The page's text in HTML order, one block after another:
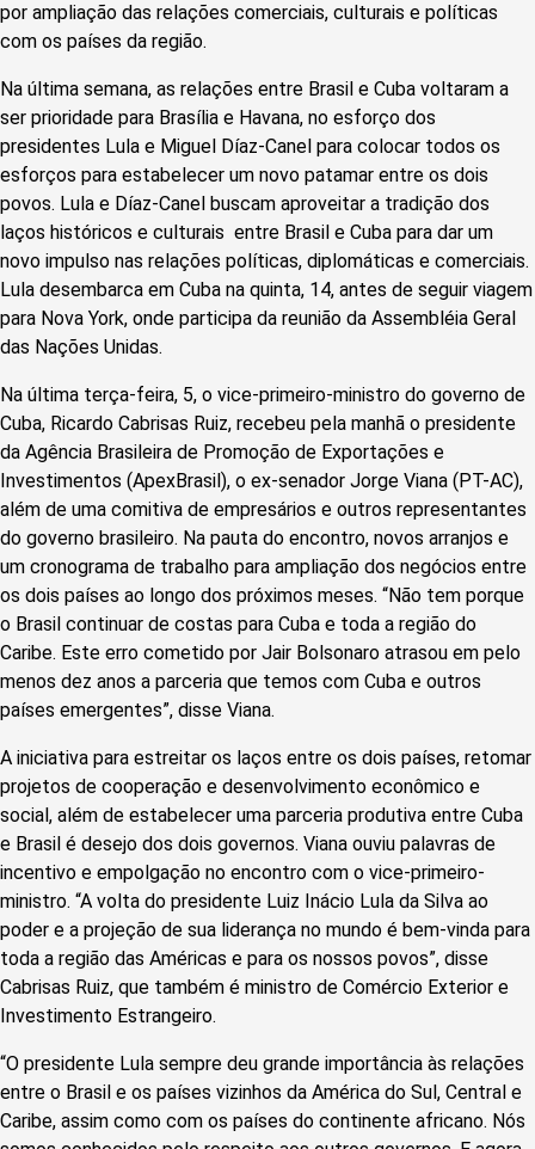
por ampliação das relações comerciais, culturais e políticas
com os países da região.
Na última semana, as relações entre Brasil e Cuba voltaram a
ser prioridade para Brasília e Havana, no esforço dos
presidentes Lula e Miguel Díaz-Canel para colocar todos os
esforços para estabelecer um novo patamar entre os dois
povos. Lula e Díaz-Canel buscam aproveitar a tradição dos
laços históricos e culturais entre Brasil e Cuba para dar um
novo impulso nas relações políticas, diplomáticas e comerciais.
Lula desembarca em Cuba na quinta, 14, antes de seguir viagem
para Nova York, onde participa da reunião da Assembléia Geral
das Nações Unidas.
Na última terça-feira, 5, o vice-primeiro-ministro do governo de
Cuba, Ricardo Cabrisas Ruiz, recebeu pela manhã o presidente
da Agência Brasileira de Promoção de Exportações e
Investimentos (ApexBrasil), o ex-senador Jorge Viana (PT-AC),
além de uma comitiva de empresários e outros representantes
do governo brasileiro. Na pauta do encontro, novos arranjos e
um cronograma de trabalho para ampliação dos negócios entre
os dois países ao longo dos próximos meses. “Não tem porque
o Brasil continuar de costas para Cuba e toda a região do
Caribe. Este erro cometido por Jair Bolsonaro atrasou em pelo
menos dez anos a parceria que temos com Cuba e outros
países emergentes”, disse Viana.
A iniciativa para estreitar os laços entre os dois países, retomar
projetos de cooperação e desenvolvimento econômico e
social, além de estabelecer uma parceria produtiva entre Cuba
e Brasil é desejo dos dois governos. Viana ouviu palavras de
incentivo e empolgação no encontro com o vice-primeiro-
ministro. “A volta do presidente Luiz Inácio Lula da Silva ao
poder e a projeção de sua liderança no mundo é bem-vinda para
toda a região das Américas e para os nossos povos”, disse
Cabrisas Ruiz, que também é ministro de Comércio Exterior e
Investimento Estrangeiro.
“O presidente Lula sempre deu grande importância às relações
entre o Brasil e os países vizinhos da América do Sul, Central e
Caribe, assim como com os países do continente africano. Nós